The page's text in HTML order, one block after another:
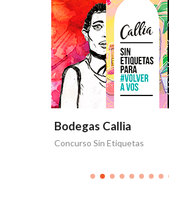
Bodegas Callia
Concurso Sin Etiquetas